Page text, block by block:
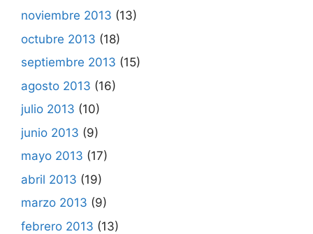
noviembre 2013 (13)
octubre 2013 (18)
septiembre 2013 (15)
agosto 2013 (16)
julio 2013 (10)
junio 2013 (9)
mayo 2013 (17)
abril 2013 (19)
marzo 2013 (9)
febrero 2013 (13)